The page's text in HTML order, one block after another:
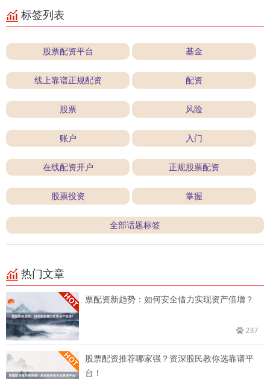
标签列表
股票配资平台 基金
线上靠谱正规配资 配资
股票 风险
账户 入门
在线配资开户 正规股票配资
股票投资 掌握
全部话题标签
热门文章
票配资新趋势：如何安全借力实现资产倍增？
237
股票配资推荐哪家强？资深股民教你选靠谱平
台！